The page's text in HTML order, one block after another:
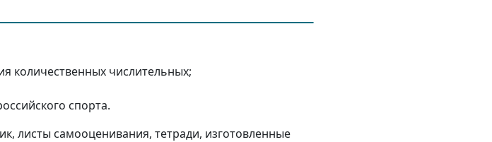
количественных числительных;
спорта.
листы самооценивания, тетради, изготовленные